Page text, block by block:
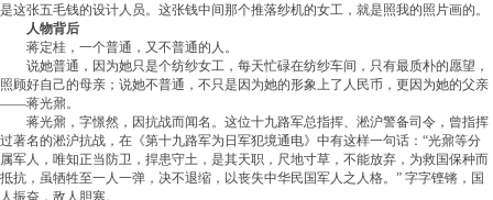
是这张五毛钱的设计人员。这张钱中间那个推落纱机的女工，就是照我的照片画的。
人物背后
蒋定桂，一个普通，又不普通的人。
说她普通，因为她只是个纺纱女工，每天忙碌在纺纱车间，只有最质朴的愿望，
照顾好自己的母亲；说她不普通，不只是因为她的形象上了人民币，更因为她的父亲
——蒋光鼐。
蒋光鼐，字憬然，因抗战而闻名。这位十九路军总指挥、淞沪警备司令，曾指挥
过著名的淞沪抗战，在《第十九路军为日军犯境通电》中有这样一句话：“光鼐等分
属军人，唯知正当防卫，捍患守土，是其天职，尺地寸草，不能放弃，为救国保种而
抵抗，虽牺牲至一人一弹，决不退缩，以丧失中华民国军人之人格。” 字字铿锵，国
人振奋，敌人胆寒。